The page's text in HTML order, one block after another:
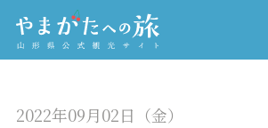
2022年09月02日（金）